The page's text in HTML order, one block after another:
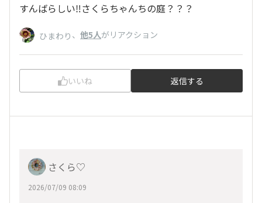
すんばらしい‼️さくらちゃんちの庭？？？
ひまわり 、 他5人がリアクション
いいね 返信する
さくら♡
2026/07/09 08:09